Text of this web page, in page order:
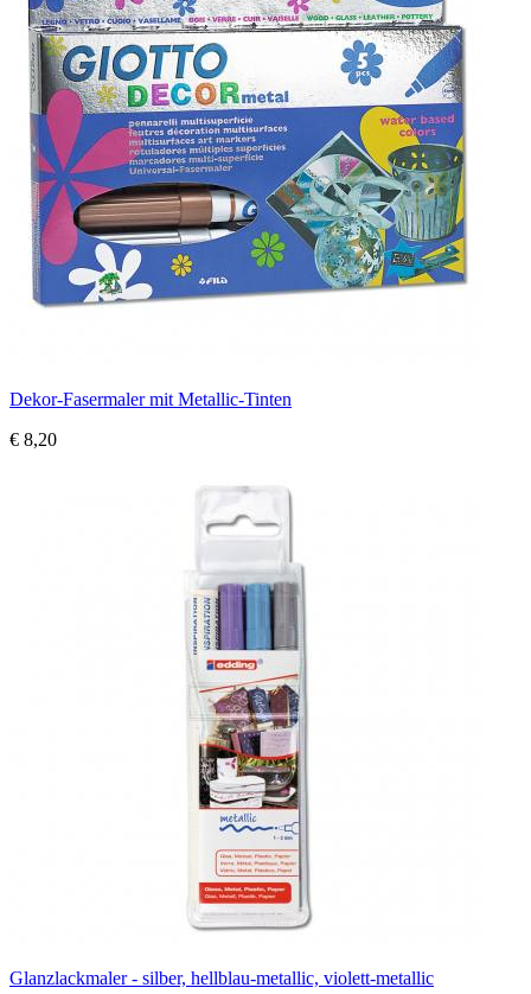
Dekor-Fasermaler mit Metallic-Tinten
€ 8,20
Glanzlackmaler - silber, hellblau-metallic, violett-metallic